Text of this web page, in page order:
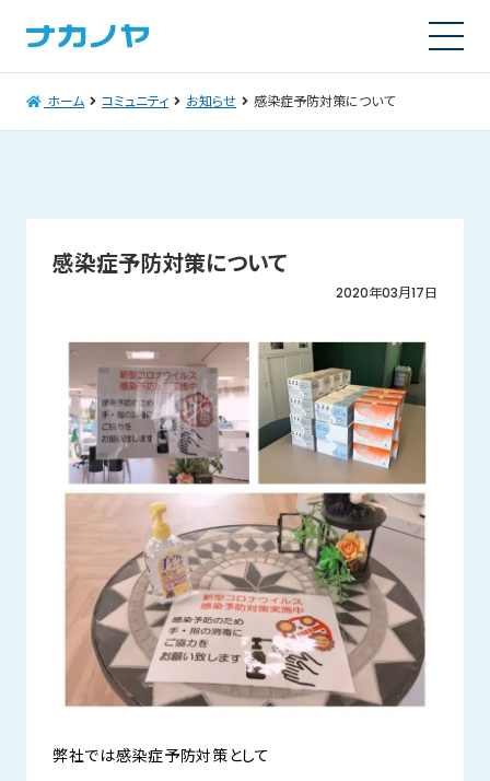
ホーム コミュニティ お知らせ 感染症予防対策について
感染症予防対策について
2020年03月17日
弊社では感染症予防対策として